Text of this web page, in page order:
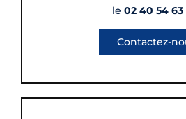
le 02 40 54 63
Contactez-